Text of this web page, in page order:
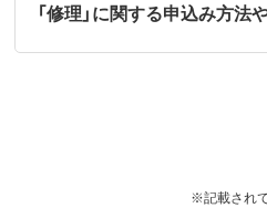
「修理」に関する申込み方
※記載され